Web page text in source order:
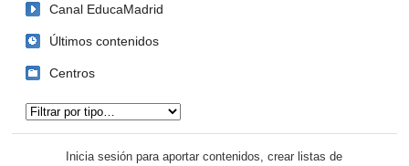
Canal EducaMadrid
Últimos contenidos
Centros
Inicia sesión para aportar contenidos, crear listas de